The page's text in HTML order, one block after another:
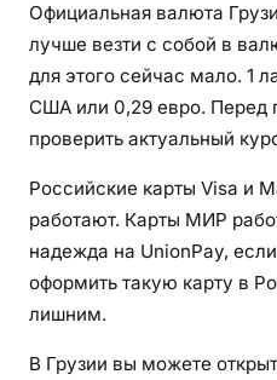
Официальная валюта
лучше везти с собой в
для этого сейчас мало. 1
США или 0,29 евро. Перед
проверить актуальный
Российские карты Visa и
работают. Карты МИР
надежда на UnionPay,
оформить такую карту в
лишним.
В Грузии вы можете